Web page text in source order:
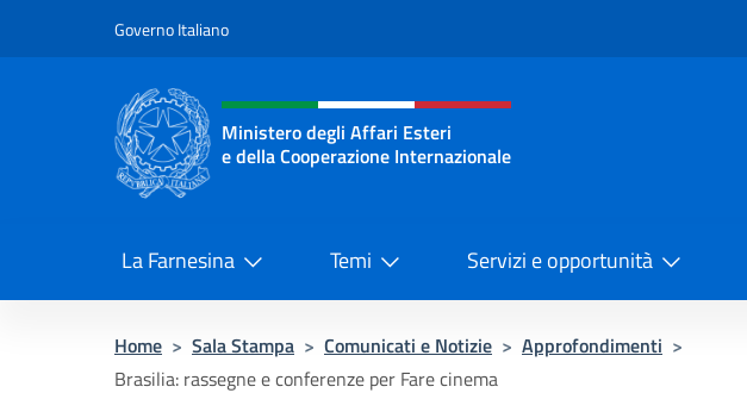
Governo Italiano
Intestazione sito, social e menù
Ministero degli Affari Esteri
e della Cooperazione Internazionale
La Farnesina Temi Servizi e opportunità
Home > Sala Stampa > Comunicati e Notizie > Approfondimenti >
Brasilia: rassegne e conferenze per Fare cinema